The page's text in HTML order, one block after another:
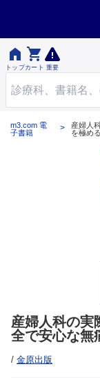

トップ

カート 重要
m3.com 電
子書籍
産婦人
を極め
産婦人科の実
全で安心な無
/ 金原出版